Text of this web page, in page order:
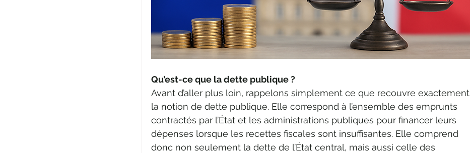
Qu’est-ce que la dette publique ?
Avant d’aller plus loin, rappelons simplement ce que recouvre exactement
la notion de dette publique. Elle correspond à l’ensemble des emprunts
contractés par l’État et les administrations publiques pour financer leurs
dépenses lorsque les recettes fiscales sont insuffisantes. Elle comprend
donc non seulement la dette de l’État central, mais aussi celle des